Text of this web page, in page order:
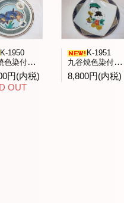
K-1950
」飾皿九谷人気作家武腰潤作
円(内税)
OUT
K-1951
九谷焼色染付童子文飾皿 庄三洞四代日展会友武腰昭一郎作
8,800円(内税)